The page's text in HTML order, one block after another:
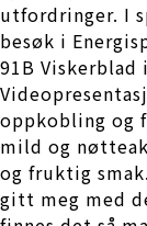
utfordringer. I
besøk i
91B
oppkobling og
mild og
og fruktig
gitt meg med